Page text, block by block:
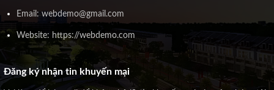
Email: webdemo@gmail.com
Website: https://webdemo.com
Đăng ký nhận tin khuyến mại